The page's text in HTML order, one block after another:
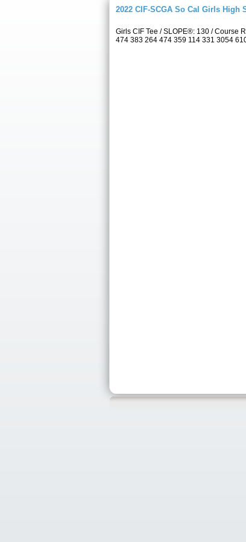
2022 CIF-SCGA So Cal Girls
Girls CIF Tee / SLOPE®: 130 / Course
474 383 264 474 359 114 331 3054